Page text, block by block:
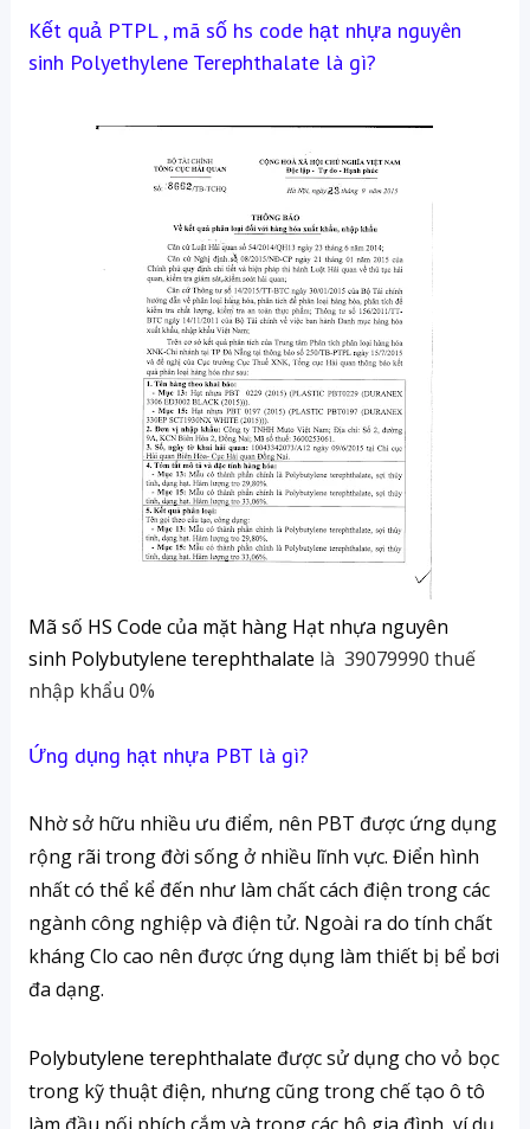
Kết quả PTPL , mã số hs code hạt nhựa nguyên
sinh Polyethylene Terephthalate là gì?
Mã số HS Code của mặt hàng Hạt nhựa nguyên
sinh Polybutylene terephthalate là 39079990 thuế
nhập khẩu 0%
Ứng dụng hạt nhựa PBT là gì?
Nhờ sở hữu nhiều ưu điểm, nên PBT được ứng dụng
rộng rãi trong đời sống ở nhiều lĩnh vực. Điển hình
nhất có thể kể đến như làm chất cách điện trong các
ngành công nghiệp và điện tử. Ngoài ra do tính chất
kháng Clo cao nên được ứng dụng làm thiết bị bể bơi
đa dạng.
Polybutylene terephthalate được sử dụng cho vỏ bọc
trong kỹ thuật điện, nhưng cũng trong chế tạo ô tô